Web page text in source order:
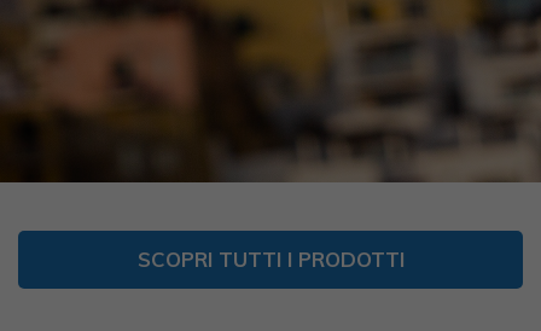
SCOPRI TUTTI I PRODOTTI